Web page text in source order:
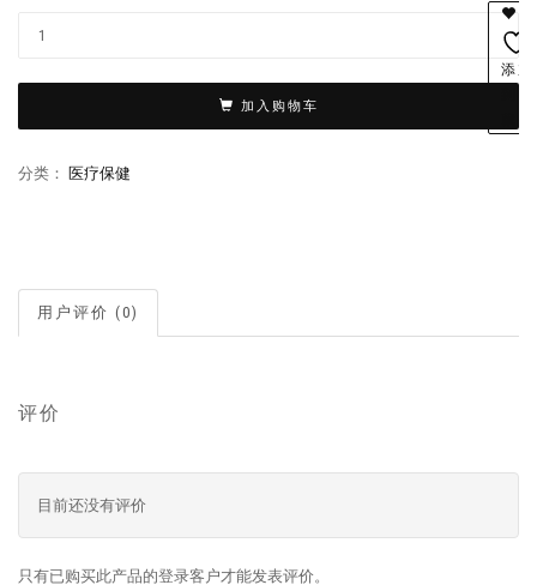
加入购物车
添加
分类： 医疗保健
用户评价 (0)
评价
目前还没有评价
只有已购买此产品的登录客户才能发表评价。